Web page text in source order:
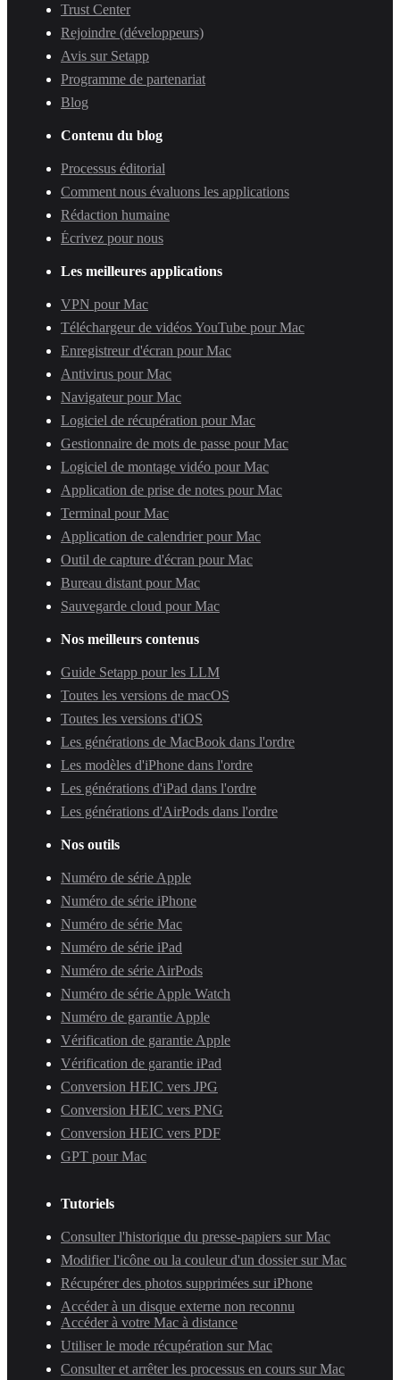
Trust Center
Rejoindre (développeurs)
Avis sur Setapp
Programme de partenariat
Blog
Contenu du blog
Processus éditorial
Comment nous évaluons les applications
Rédaction humaine
Écrivez pour nous
Les meilleures applications
VPN pour Mac
Téléchargeur de vidéos YouTube pour Mac
Enregistreur d'écran pour Mac
Antivirus pour Mac
Navigateur pour Mac
Logiciel de récupération pour Mac
Gestionnaire de mots de passe pour Mac
Logiciel de montage vidéo pour Mac
Application de prise de notes pour Mac
Terminal pour Mac
Application de calendrier pour Mac
Outil de capture d'écran pour Mac
Bureau distant pour Mac
Sauvegarde cloud pour Mac
Nos meilleurs contenus
Guide Setapp pour les LLM
Toutes les versions de macOS
Toutes les versions d'iOS
Les générations de MacBook dans l'ordre
Les modèles d'iPhone dans l'ordre
Les générations d'iPad dans l'ordre
Les générations d'AirPods dans l'ordre
Nos outils
Numéro de série Apple
Numéro de série iPhone
Numéro de série Mac
Numéro de série iPad
Numéro de série AirPods
Numéro de série Apple Watch
Numéro de garantie Apple
Vérification de garantie Apple
Vérification de garantie iPad
Conversion HEIC vers JPG
Conversion HEIC vers PNG
Conversion HEIC vers PDF
GPT pour Mac
Tutoriels
Consulter l'historique du presse-papiers sur Mac
Modifier l'icône ou la couleur d'un dossier sur Mac
Récupérer des photos supprimées sur iPhone
Accéder à un disque externe non reconnu
Accéder à votre Mac à distance
Utiliser le mode récupération sur Mac
Consulter et arrêter les processus en cours sur Mac